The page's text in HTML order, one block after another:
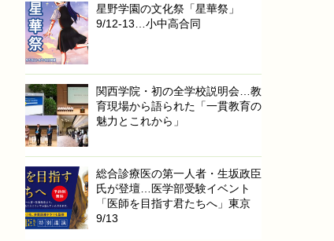
星野学園の文化祭「星華祭」
9/12-13…小中高合同
関西学院・初の全学校説明会…教
育現場から語られた「一貫教育の
魅力とこれから」
総合診療医の第一人者・生坂政臣
氏が登壇…医学部受験イベント
「医師を目指す君たちへ」東京
9/13